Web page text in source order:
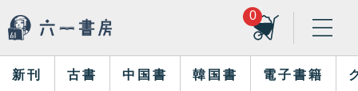
0
新刊 古書 中国書 韓国書 電子書籍